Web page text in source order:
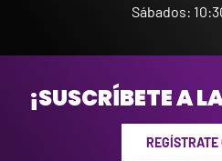
Sábados:
¡SUSCRÍBETE A
REGÍSTRATE